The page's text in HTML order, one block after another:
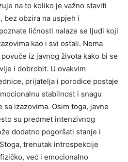
na to koliko je važno staviti
bez obzira na uspjeh i
ličnosti nalaze se ljudi koji
kao i svi ostali. Nema
iz javnog života kako bi se
i dobrobit. U ovakvim
prijatelja i porodice postaje
stabilnost i snagu
sa izazovima. Osim toga, javne
su predmet intenzivnog
dodatno pogoršati stanje i
trenutak introspekcije
već i emocionalno